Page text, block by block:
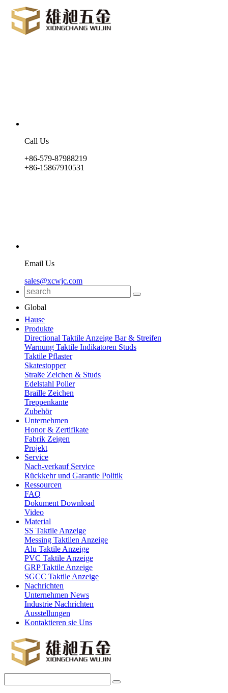
Call Us
+86-579-87988219
+86-15867910531
Email Us
sales@xcwjc.com
Global
Hause
Produkte
Directional Taktile Anzeige Bar & Streifen
Warnung Taktile Indikatoren Studs
Taktile Pflaster
Skatestopper
Straße Zeichen & Studs
Edelstahl Poller
Braille Zeichen
Treppenkante
Zubehör
Unternehmen
Honor & Zertifikate
Fabrik Zeigen
Projekt
Service
Nach-verkauf Service
Rückkehr und Garantie Politik
Ressourcen
FAQ
Dokument Download
Video
Material
SS Taktile Anzeige
Messing Taktilen Anzeige
Alu Taktile Anzeige
PVC Taktile Anzeige
GRP Taktile Anzeige
SGCC Taktile Anzeige
Nachrichten
Unternehmen News
Industrie Nachrichten
Ausstellungen
Kontaktieren sie Uns